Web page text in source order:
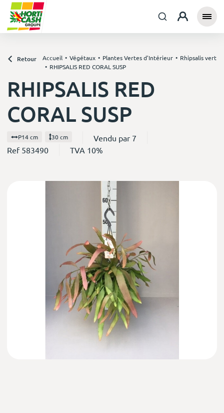
Retour Accueil Végétaux Plantes Vertes d'Intérieur
Rhipsalis vert
RHIPSALIS RED CORAL SUSP
RHIPSALIS RED
CORAL SUSP
P14 cm 30 cm
Vendu par 7
Ref 583490
TVA 10%